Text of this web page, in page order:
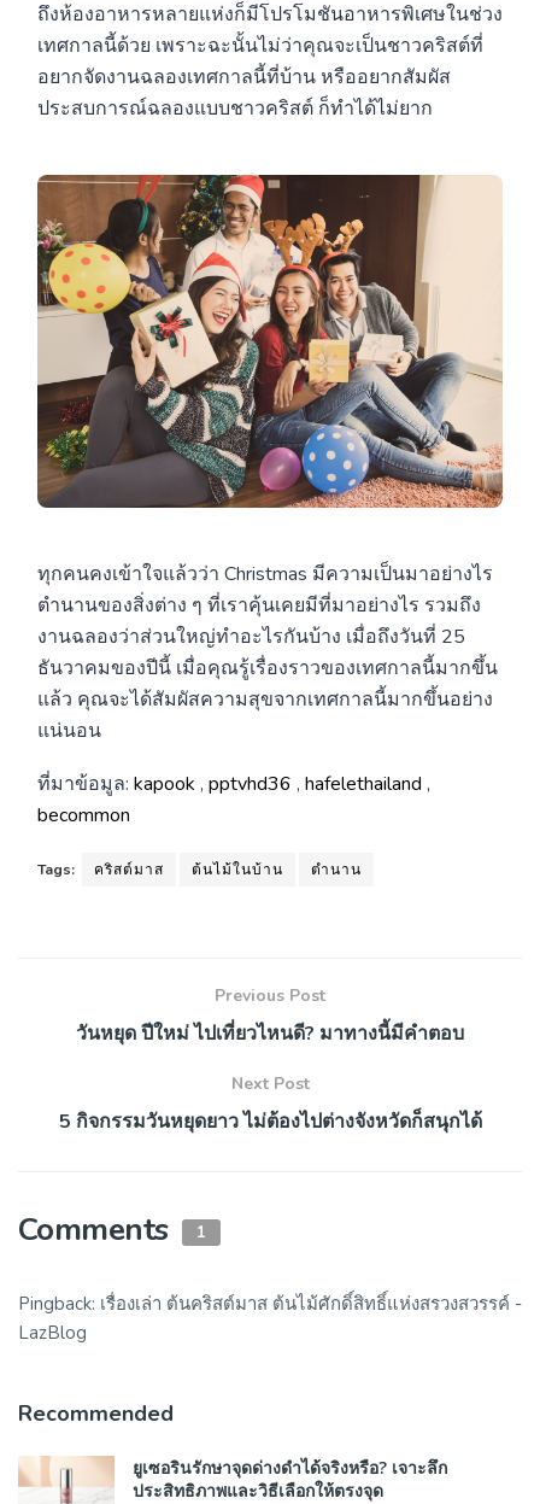
ถึงห้องอาหารหลายแห่งก็มีโปรโมชันอาหารพิเศษในช่วง
เทศกาลนี้ด้วย เพราะฉะนั้นไม่ว่าคุณจะเป็นชาวคริสต์ที่
อยากจัดงานฉลองเทศกาลนี้ที่บ้าน หรืออยากสัมผัส
ประสบการณ์ฉลองแบบชาวคริสต์ ก็ทำได้ไม่ยาก
ทุกคนคงเข้าใจแล้วว่า Christmas มีความเป็นมาอย่างไร
ตำนานของสิ่งต่าง ๆ ที่เราคุ้นเคยมีที่มาอย่างไร รวมถึง
งานฉลองว่าส่วนใหญ่ทำอะไรกันบ้าง เมื่อถึงวันที่ 25
ธันวาคมของปีนี้ เมื่อคุณรู้เรื่องราวของเทศกาลนี้มากขึ้น
แล้ว คุณจะได้สัมผัสความสุขจากเทศกาลนี้มากขึ้นอย่าง
แน่นอน
ที่มาข้อมูล: kapook , pptvhd36 , hafelethailand ,
becommon
Tags: คริสต์มาส ต้นไม้ในบ้าน ตำนาน
Previous Post
วันหยุด ปีใหม่ ไปเที่ยวไหนดี? มาทางนี้มีคำตอบ
Next Post
5 กิจกรรมวันหยุดยาว ไม่ต้องไปต่างจังหวัดก็สนุกได้
Comments 1
Pingback: เรื่องเล่า ต้นคริสต์มาส ต้นไม้ศักดิ์สิทธิ์แห่งสรวงสวรรค์ -
LazBlog
Recommended
ยูเซอรินรักษาจุดด่างดำได้จริงหรือ? เจาะลึก
ประสิทธิภาพและวิธีเลือกให้ตรงจุด